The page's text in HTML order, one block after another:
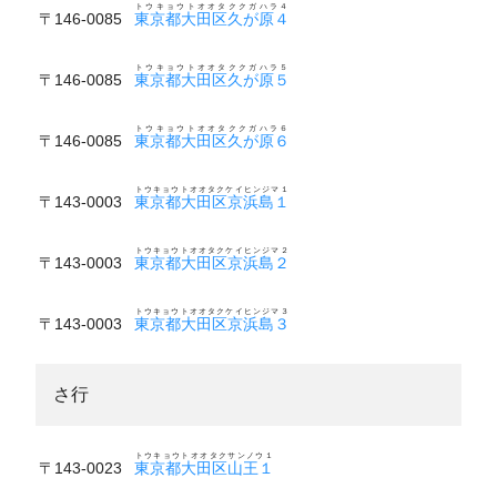
〒146-0085 東京都大田区久が原４
トウキョウトオオタククガハラ４
〒146-0085 東京都大田区久が原５
トウキョウトオオタククガハラ５
〒146-0085 東京都大田区久が原６
トウキョウトオオタククガハラ６
〒143-0003 東京都大田区京浜島１
トウキョウトオオタクケイヒンジマ１
〒143-0003 東京都大田区京浜島２
トウキョウトオオタクケイヒンジマ２
〒143-0003 東京都大田区京浜島３
トウキョウトオオタクケイヒンジマ３
さ行
〒143-0023 東京都大田区山王１
トウキョウトオオタクサンノウ１